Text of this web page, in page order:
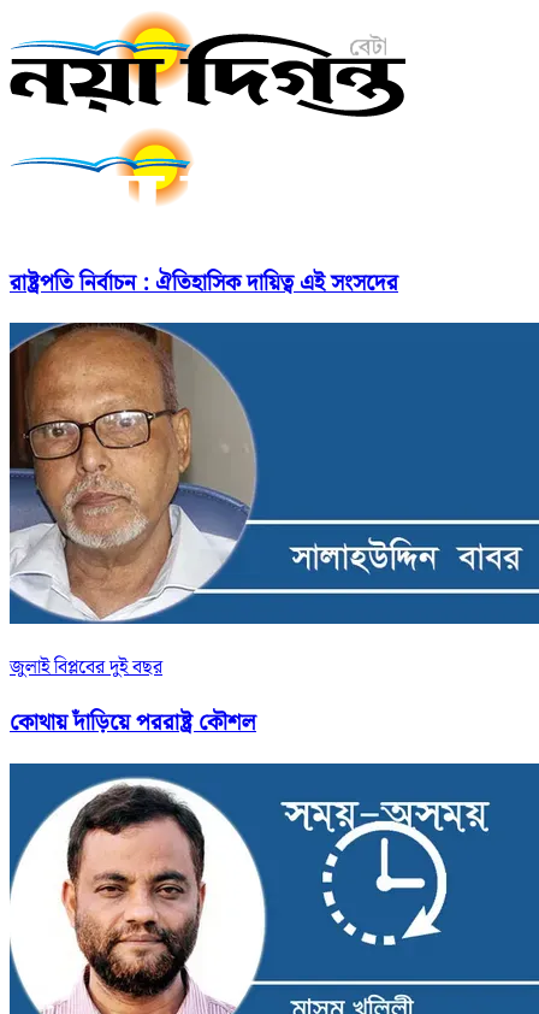
রাষ্ট্রপতি নির্বাচন : ঐতিহাসিক দায়িত্ব এই সংসদের
জুলাই বিপ্লবের দুই বছর
কোথায় দাঁড়িয়ে পররাষ্ট্র কৌশল